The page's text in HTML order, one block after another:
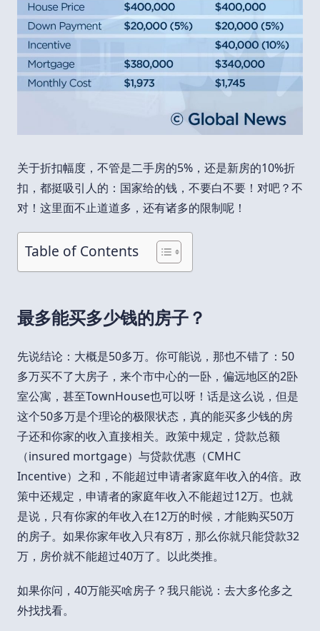
关于折扣幅度，不管是二手房的5%，还是新房的10%折
扣，都挺吸引人的：国家给的钱，不要白不要！对吧？不
对！这里面不止道道多，还有诸多的限制呢！
Table of Contents
最多能买多少钱的房子？
先说结论：大概是50多万。你可能说，那也不错了：50
多万买不了大房子，来个市中心的一卧，偏远地区的2卧
室公寓，甚至TownHouse也可以呀！话是这么说，但是
这个50多万是个理论的极限状态，真的能买多少钱的房
子还和你家的收入直接相关。政策中规定，贷款总额
（insured mortgage）与贷款优惠（CMHC
Incentive）之和，不能超过申请者家庭年收入的4倍。政
策中还规定，申请者的家庭年收入不能超过12万。也就
是说，只有你家的年收入在12万的时候，才能购买50万
的房子。如果你家年收入只有8万，那么你就只能贷款32
万，房价就不能超过40万了。以此类推。
如果你问，40万能买啥房子？我只能说：去大多伦多之
外找找看。